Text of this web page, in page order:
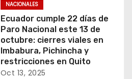
NACIONALES
Ecuador cumple 22 días de
Paro Nacional este 13 de
octubre: cierres viales en
Imbabura, Pichincha y
restricciones en Quito
Oct 13, 2025